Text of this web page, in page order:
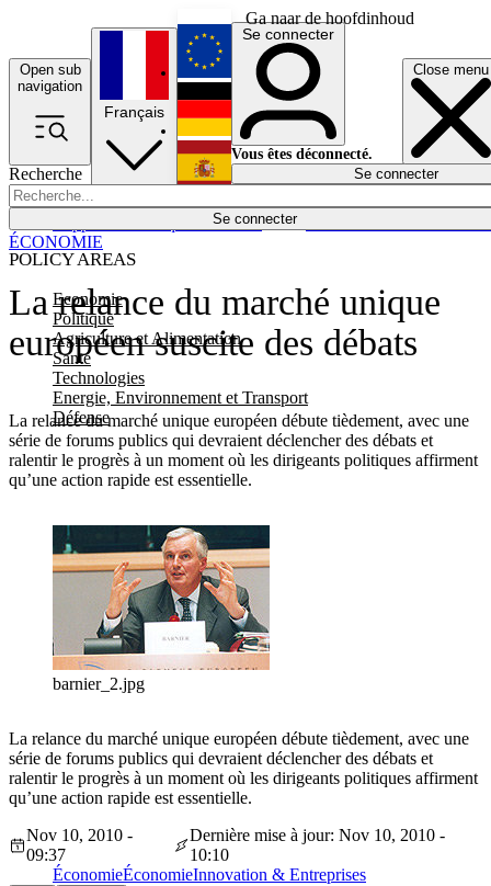
Ga naar de hoofdinhoud
Open sub
navigation
Close menu
Recherche
Se connecter
POLICY AREAS
Economie
Politique
Agriculture et Alimentation
Santé
Technologies
Energie, Environnement et Transport
Défense
Économie
Français
English
Deutsch
Español
Se connecter
Vous êtes déconnecté.
Se connecter
La relance du marché unique
européen suscite des débats
La relance du marché unique européen débute tièdement, avec une
série de forums publics qui devraient déclencher des débats et
ralentir le progrès à un moment où les dirigeants politiques affirment
qu’une action rapide est essentielle.
ÉCONOMIE
barnier_2.jpg
La relance du marché unique européen débute tièdement, avec une
série de forums publics qui devraient déclencher des débats et
ralentir le progrès à un moment où les dirigeants politiques affirment
qu’une action rapide est essentielle.
Nov 10, 2010 -
09:37
Dernière mise à jour: Nov 10, 2010 -
10:10
ÉconomieÉconomieInnovation & Entreprises